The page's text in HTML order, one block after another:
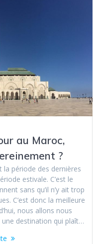
au Maroc,
?
la période des dernières
estivale. C’est le
sans qu’il n’y ait trop
C’est donc la meilleure
nous allons nous
destination qui plaît…